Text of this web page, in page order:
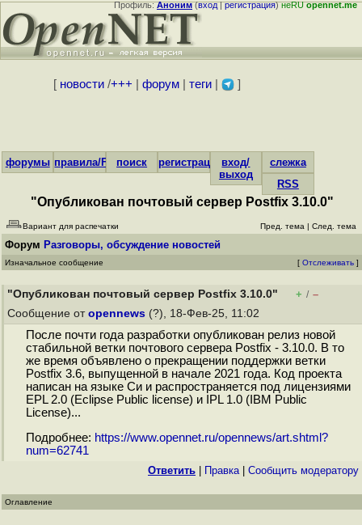
Профиль:Аноним(вход|регистрация)неRUopennet.me
[ новости/+++ форум| теги| ]
форумы правила/FAQпоиск регистрациявход/
выход
слежка
RSS
"Опубликован почтовый сервер Postfix 3.10.0"
Вариант для распечатки Пред. тема | След. тема
Форум Разговоры, обсуждение новостей
Изначальное сообщение [ Отслеживать ]
"Опубликован почтовый сервер Postfix 3.10.0" + / –
Сообщение от opennews (?), 18-Фев-25, 11:02
После почти года разработки опубликован релиз новой
стабильной ветки почтового сервера Postfix - 3.10.0. В то
же время объявлено о прекращении поддержки ветки
Postfix 3.6, выпущенной в начале 2021 года. Код проекта
написан на языке Си и распространяется под лицензиями
EPL 2.0 (Eclipse Public license) и IPL 1.0 (IBM Public
License)...
Подробнее: https://www.opennet.ru/opennews/art.shtml?
num=62741
Ответить Правка| Cообщить модератору
Оглавление